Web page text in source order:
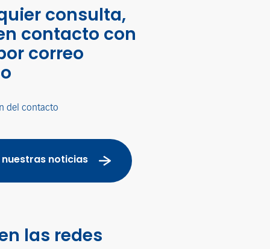
consulta,
contacto con
correo
del contacto
noticias
las redes